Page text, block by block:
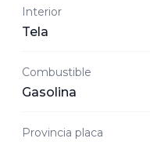
Interior
Tela
Combustible
Gasolina
Provincia placa